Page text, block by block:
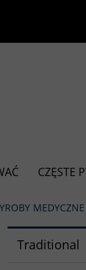
CZĘSTE
MEDYCZNE
Traditional